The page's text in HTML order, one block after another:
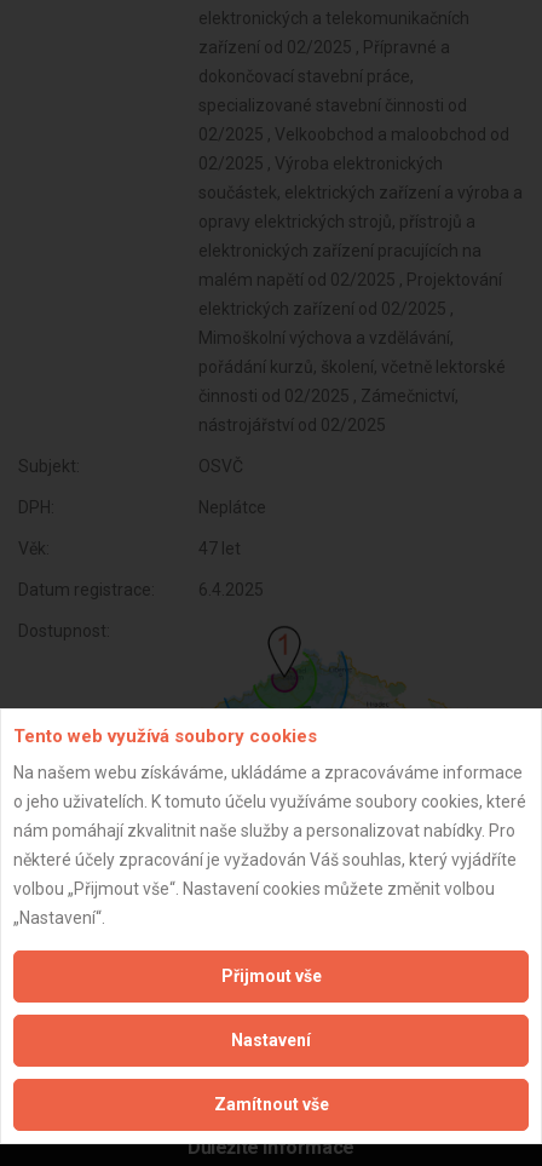
elektronických a telekomunikačních
zařízení od 02/2025 , Přípravné a
dokončovací stavební práce,
specializované stavební činnosti od
02/2025 , Velkoobchod a maloobchod od
02/2025 , Výroba elektronických
součástek, elektrických zařízení a výroba a
opravy elektrických strojů, přístrojů a
elektronických zařízení pracujících na
malém napětí od 02/2025 , Projektování
elektrických zařízení od 02/2025 ,
Mimoškolní výchova a vzdělávání,
pořádání kurzů, školení, včetně lektorské
činnosti od 02/2025 , Zámečnictví,
nástrojářství od 02/2025
Subjekt: OSVČ
DPH: Neplátce
Věk: 47 let
Datum registrace: 6.4.2025
Dostupnost:
ZPĚT
Důležité informace
Tento web využívá soubory cookies
Na našem webu získáváme, ukládáme a zpracováváme informace
o jeho uživatelích. K tomuto účelu využíváme soubory cookies, které
nám pomáhají zkvalitnit naše služby a personalizovat nabídky. Pro
některé účely zpracování je vyžadován Váš souhlas, který vyjádříte
volbou „Přijmout vše“. Nastavení cookies můžete změnit volbou
„Nastavení“.
Přijmout vše
Nastavení
Zamítnout vše